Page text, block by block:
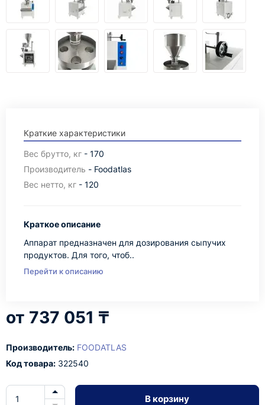
Краткие характеристики
Вес брутто, кг - 170
Производитель - Foodatlas
Вес нетто, кг - 120
Краткое описание
Аппарат предназначен для дозирования сыпучих
продуктов. Для того, чтоб..
Перейти к описанию
737 051 ₸
Производитель: FOODATLAS
Код товара: 322540
В корзину